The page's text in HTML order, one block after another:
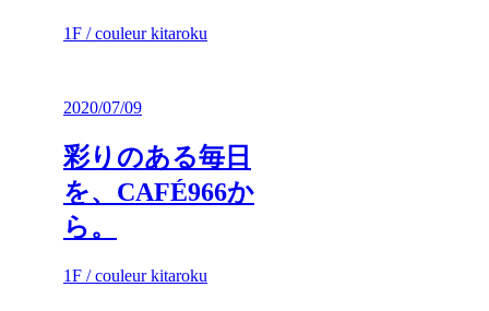
1F / couleur kitaroku
2020/07/09
彩りのある毎日
を、CAFÉ966か
ら。
1F / couleur kitaroku